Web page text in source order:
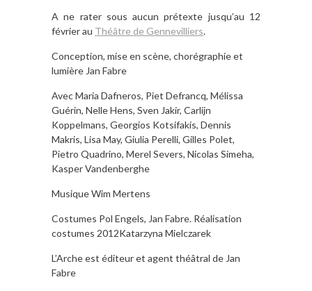
A ne rater sous aucun prétexte jusqu’au 12
février au Théâtre de Gennevilliers.
Conception, mise en scène, chorégraphie et
lumière Jan Fabre
Avec Maria Dafneros, Piet Defrancq, Mélissa
Guérin, Nelle Hens, Sven Jakir, Carlijn
Koppelmans, Georgios Kotsifakis, Dennis
Makris, Lisa May, Giulia Perelli, Gilles Polet,
Pietro Quadrino, Merel Severs, Nicolas Simeha,
Kasper Vandenberghe
Musique Wim Mertens
Costumes Pol Engels, Jan Fabre. Réalisation
costumes 2012Katarzyna Mielczarek
L’Arche est éditeur et agent théâtral de Jan
Fabre